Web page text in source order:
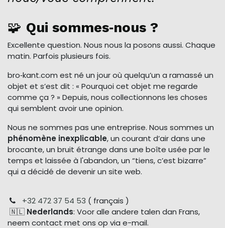
🧩 Qui sommes‑nous ?
Excellente question. Nous nous la posons aussi. Chaque
matin. Parfois plusieurs fois.
bro‑kant.com est né un jour où quelqu’un a ramassé un
objet et s’est dit : « Pourquoi cet objet me regarde
comme ça ? » Depuis, nous collectionnons les choses
qui semblent avoir une opinion.
Nous ne sommes pas une entreprise. Nous sommes un
phénomène inexplicable, un courant d’air dans une
brocante, un bruit étrange dans une boîte usée par le
temps et laissée à l'abandon, un “tiens, c’est bizarre”
qui a décidé de devenir un site web.
+32 472 37 54 53 ( français )
🇳🇱 Nederlands: Voor alle andere talen dan Frans,
neem contact met ons op via e-mail.